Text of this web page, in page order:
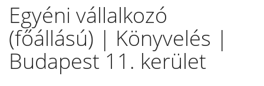
Egyéni vállalkozó
(főállású) | Könyvelés |
Budapest 11. kerület